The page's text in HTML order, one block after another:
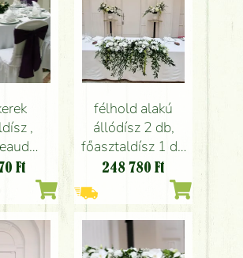
,
(rózsa,
Ft
félhold alakú
állódísz 2 db,
főasztaldísz 1 db
(fehér rózsa,
orchidea) esküvő
Gerbeaud
248 780 Ft